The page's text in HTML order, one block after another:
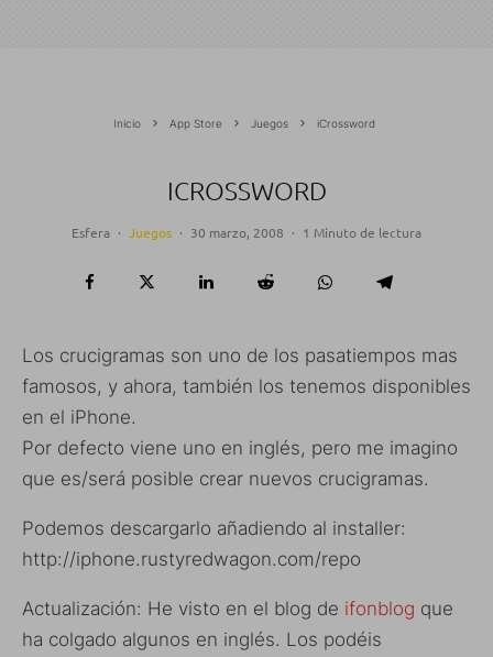
Inicio App Store Juegos iCrossword
ICROSSWORD
Esfera · Juegos · 30 marzo, 2008 · 1 Minuto de lectura
Los crucigramas son uno de los pasatiempos mas
famosos, y ahora, también los tenemos disponibles
en el iPhone.
Por defecto viene uno en inglés, pero me imagino
que es/será posible crear nuevos crucigramas.
Podemos descargarlo añadiendo al installer:
http://iphone.rustyredwagon.com/repo
Actualización: He visto en el blog de ifonblog que
ha colgado algunos en inglés. Los podéis